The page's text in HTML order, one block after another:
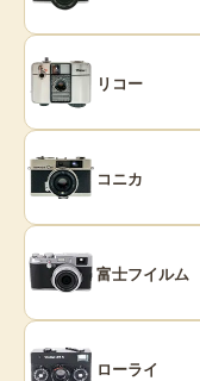
リコー
コニカ
富士フイルム
ローライ